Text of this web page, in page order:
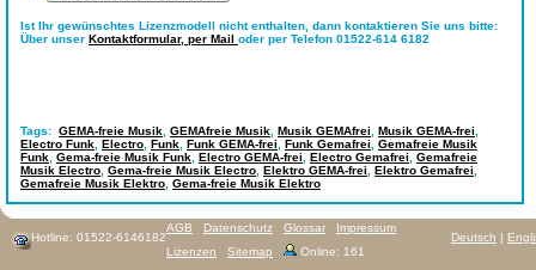
Ist Ihr gewünschtes Lizenzmodell nicht enthalten, dann kontaktieren Sie uns bitte:
Über unser Kontaktformular, per Mail oder per Telefon 01522-614 6182
Tags: GEMA-freie Musik GEMAfreie Musik Musik GEMAfrei Musik GEMA-frei
Electro Funk Electro Funk Funk GEMA-frei Funk Gemafrei
Gemafreie Musik
Funk Gema-freie Musik Funk Electro GEMA-frei Electro Gemafrei
Gemafreie
Musik Electro Gema-freie Musik Electro Elektro GEMA-frei Elektro Gemafrei
Gemafreie Musik Elektro Gema-freie Musik Elektro
Hotline: 01522-6146182 Deutsch |
AGB Datenschutz Glossar
Impressum
Lizenzen
Sitemap Online: 161